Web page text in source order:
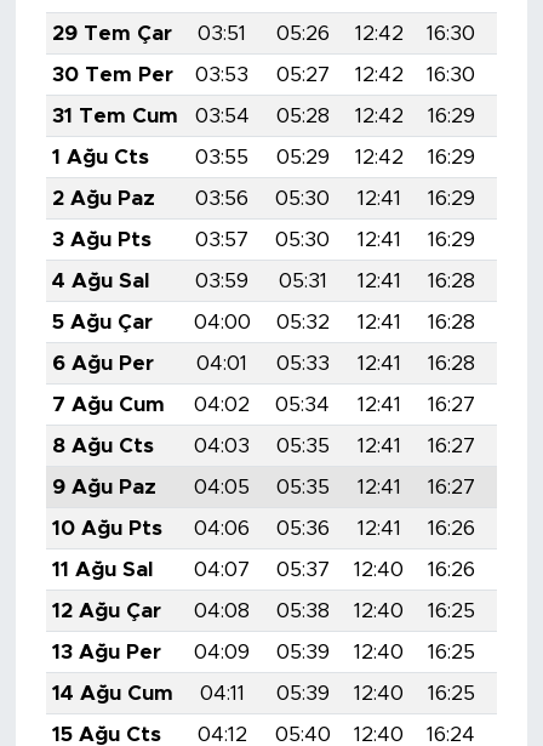
29 Tem Çar
03:51 05:26 12:42 16:30
30 Tem Per
03:53 05:27 12:42 16:30
31 Tem Cum
03:54 05:28 12:42 16:29
1 Ağu Cts
03:55 05:29 12:42 16:29
2 Ağu Paz
03:56 05:30 12:41 16:29
3 Ağu Pts
03:57 05:30 12:41 16:29
4 Ağu Sal
03:59 05:31 12:41 16:28
5 Ağu Çar
04:00 05:32 12:41 16:28
6 Ağu Per
04:01 05:33 12:41 16:28
7 Ağu Cum
04:02 05:34 12:41 16:27
8 Ağu Cts
04:03 05:35 12:41 16:27
9 Ağu Paz
04:05 05:35 12:41 16:27
10 Ağu Pts
04:06 05:36 12:41 16:26
11 Ağu Sal
04:07 05:37 12:40 16:26
12 Ağu Çar
04:08 05:38 12:40 16:25
13 Ağu Per
04:09 05:39 12:40 16:25
14 Ağu Cum
04:11 05:39 12:40 16:25
15 Ağu Cts
04:12 05:40 12:40 16:24